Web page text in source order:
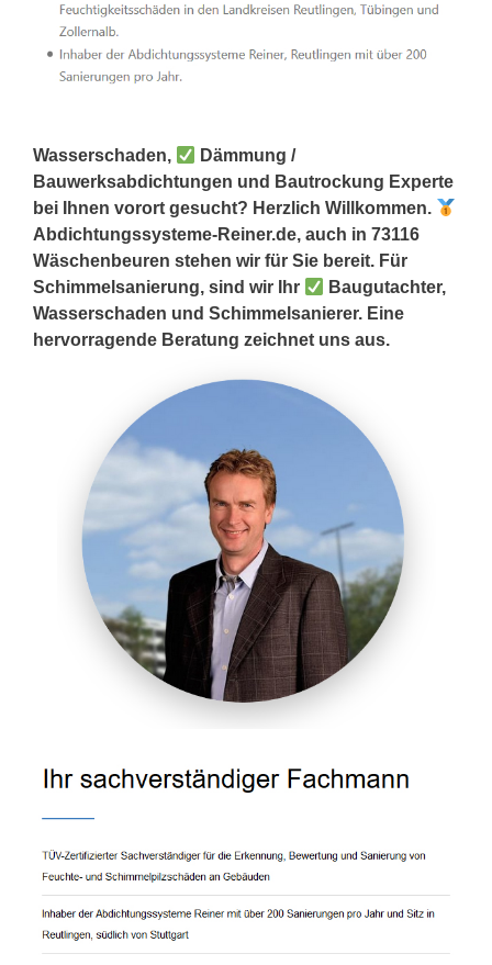
Wasserschaden,
Dämmung /
Bauwerksabdichtungen und Bautrockung Experte
bei Ihnen vorort gesucht? Herzlich Willkommen.
Abdichtungssysteme-Reiner.de, auch in 73116
Wäschenbeuren stehen wir für Sie bereit. Für
Schimmelsanierung, sind wir Ihr
Baugutachter,
Wasserschaden und Schimmelsanierer. Eine
hervorragende Beratung zeichnet uns aus.